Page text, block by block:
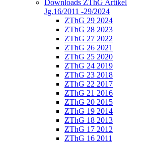
Downloads ZThG Artikel
Jg.16/2011 -29/2024
ZThG 29 2024
ZThG 28 2023
ZThG 27 2022
ZThG 26 2021
ZThG 25 2020
ZThG 24 2019
ZThG 23 2018
ZThG 22 2017
ZThG 21 2016
ZThG 20 2015
ZThG 19 2014
ZThG 18 2013
ZThG 17 2012
ZThG 16 2011